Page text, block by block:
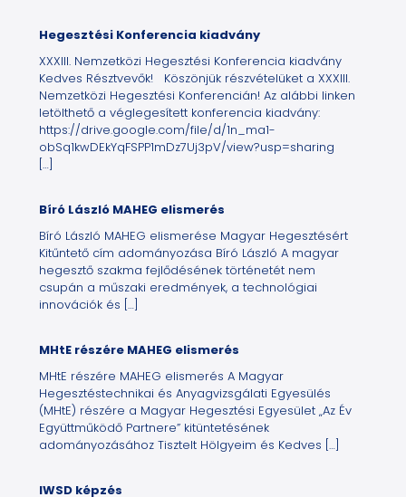
Hegesztési Konferencia kiadvány
XXXIII. Nemzetközi Hegesztési Konferencia kiadvány
Kedves Résztvevők! Köszönjük részvételüket a XXXIII.
Nemzetközi Hegesztési Konferencián! Az alábbi linken
letölthető a véglegesített konferencia kiadvány:
https://drive.google.com/file/d/1n_ma1-
obSq1kwDEkYqFSPP1mDz7Uj3pV/view?usp=sharing
[…]
Bíró László MAHEG elismerés
Bíró László MAHEG elismerése Magyar Hegesztésért
Kitűntető cím adományozása Bíró László A magyar
hegesztő szakma fejlődésének történetét nem
csupán a műszaki eredmények, a technológiai
innovációk és […]
MHtE részére MAHEG elismerés
MHtE részére MAHEG elismerés A Magyar
Hegesztéstechnikai és Anyagvizsgálati Egyesülés
(MHtE) részére a Magyar Hegesztési Egyesület „Az Év
Együttműködő Partnere” kitüntetésének
adományozásához Tisztelt Hölgyeim és Kedves […]
IWSD képzés